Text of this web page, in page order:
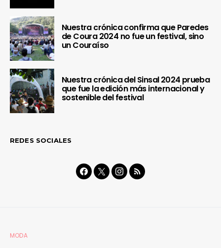
Nuestra crónica confirma que Paredes
de Coura 2024 no fue un festival, sino
un Couraíso
Nuestra crónica del Sinsal 2024 prueba
que fue la edición más internacional y
sostenible del festival
REDES SOCIALES
MODA